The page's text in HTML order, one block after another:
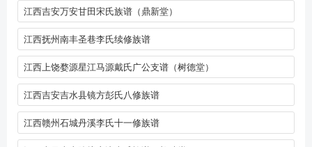
江西吉安万安甘田宋氏族谱（鼎新堂）
江西抚州南丰圣巷李氏续修族谱
江西上饶婺源星江马源戴氏广公支谱（树德堂）
江西吉安吉水县镜方彭氏八修族谱
江西赣州石城丹溪李氏十一修族谱